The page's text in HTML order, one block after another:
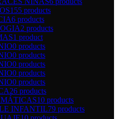
155 products
6 products
2 products
1 product
0 products
0 products
0 products
0 products
0 products
26 products
10 products
INFANTIL79 products